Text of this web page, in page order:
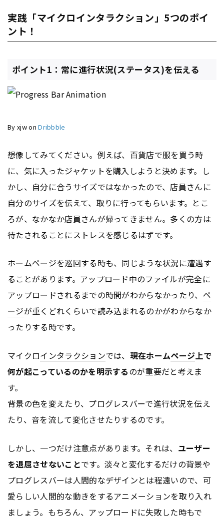
実践「マイクロインタラクション」5つのポイ
ント！
ポイント1：常に進行状況(ステータス)を伝える
By xjw onDribbble
想像してみてください。例えば、百貨店で服を買う時
に、気に入ったジャケットを購入しようと決めます。し
かし、自分に合うサイズではなかったので、店員さんに
自分のサイズを伝えて、取りに行ってもらいます。とこ
ろが、なかなか店員さんが帰ってきません。多くの方は
待たされることにストレスを感じるはずです。
ホームページを巡回する時も、同じような状況に遭遇す
ることがあります。アップロード中のファイルが完全に
アップロードされるまでの時間がわからなかったり、 ペ
ージが重くどれくらいで読み込まれるのかがわからなか
ったりする時です。
マイクロインタラクションでは、 現在ホームページ上で
何が起こっているのかを明示するのが重要だと考えま
す。
背景の色を変えたり、プログレスバーで進行状況を伝え
たり、音を流して変化させたりするのです。
しかし、一つだけ注意点があります。それは、 ユーザー
を退屈させないことです。淡々と変化するだけの背景や
プログレスバーは人間的なデザインとは程遠いので、可
愛らしい人間的な動きをするアニメーションを取り入れ
ましょう。もちろん、アップロードに失敗した時もで